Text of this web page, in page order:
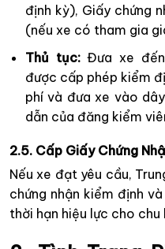
định kỳ), Giấy chứng
(nếu xe có tham gia
Thủ tục:Đưa xe đến
được cấp phép kiểm
phí và đưa xe vào
dẫn của đăng kiểm
2.5. Cấp Giấy Chứng
Nếu xe đạt yêu cầu,
chứng nhận kiểm định
thời hạn hiệu lực cho